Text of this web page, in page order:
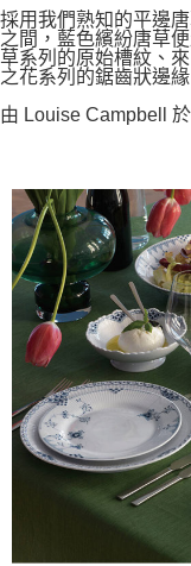
採用我們熟知的平邊
之間，藍色繽紛唐草
草系列的原始槽紋、
之花系列的鋸齒狀邊緣
由 Louise Campbell